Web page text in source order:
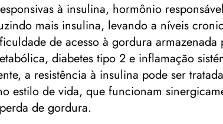
à insulina, hormônio
mais insulina, levando a níveis
de acesso à gordura
diabetes tipo 2 e inflamação
a resistência à insulina pode ser
estilo de vida, que funcionam
de gordura.